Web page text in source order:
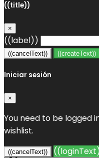
((title))
×
((label))
((cancelText)) ((createText))
Iniciar sesión
×
You need to be logged
wishlist.
((cancelText))